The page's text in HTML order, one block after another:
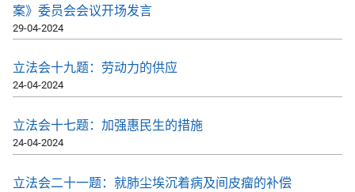
案》委员会会议开场发言
29-04-2024
立法会十九题：劳动力的供应
24-04-2024
立法会十七题：加强惠民生的措施
24-04-2024
立法会二十一题：就肺尘埃沉着病及间皮瘤的补偿